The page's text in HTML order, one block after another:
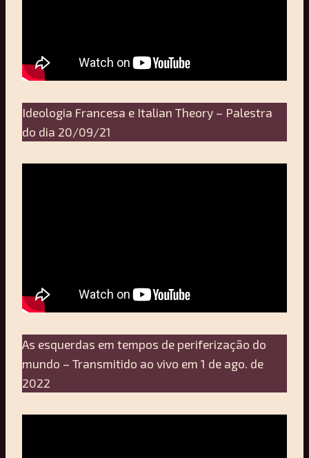
Ideologia Francesa e Italian Theory – Palestra
do dia 20/09/21
As esquerdas em tempos de periferização do
mundo – Transmitido ao vivo em 1 de ago. de
2022